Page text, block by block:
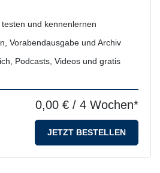
und kennenlernen
Vorabendausgabe und Archiv
Podcasts, Videos und gratis
0,00 € / 4 Wochen*
JETZT BESTELLEN